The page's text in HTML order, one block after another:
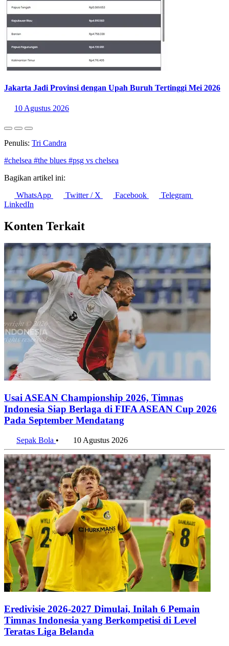
Jakarta Jadi Provinsi dengan Upah Buruh Tertinggi Mei 2026
10 Agustus 2026
Penulis: Tri Candra
#chelsea #the blues #psg vs chelsea
Bagikan artikel ini:
WhatsApp
Twitter / X Facebook
Telegram
LinkedIn
Konten Terkait
Usai ASEAN Championship 2026, Timnas
Indonesia Siap Berlaga di FIFA ASEAN Cup 2026
Pada September Mendatang
Sepak Bola • 10 Agustus 2026
Eredivisie 2026-2027 Dimulai, Inilah 6 Pemain
Timnas Indonesia yang Berkompetisi di Level
Teratas Liga Belanda